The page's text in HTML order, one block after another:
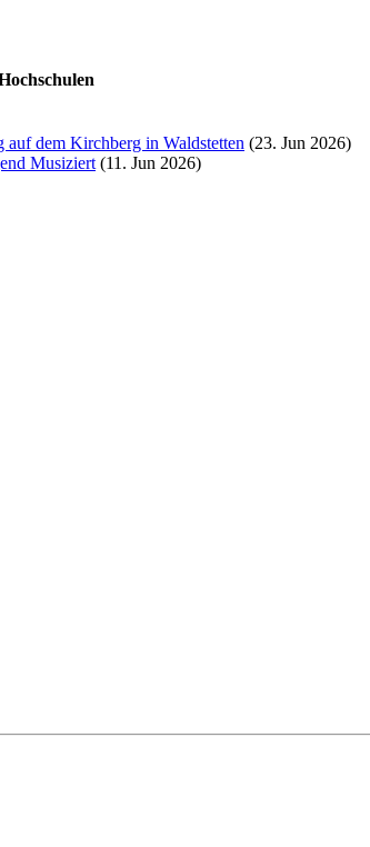
dem Kirchberg in Waldstetten (23. Jun 2026)
Musiziert (11. Jun 2026)